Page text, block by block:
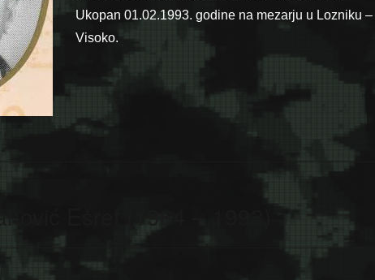
Ukopan 01.02.1993. godine na mezarju u Lozniku –
Visoko.
Ešref (1964 – 1993)